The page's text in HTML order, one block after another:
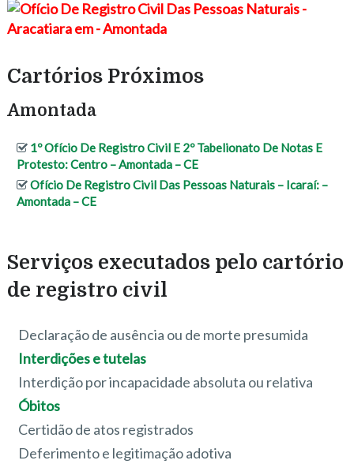
Cartórios Próximos
Amontada
1º Ofício De Registro Civil E 2º Tabelionato De Notas E
Protesto: Centro – Amontada – CE
Ofício De Registro Civil Das Pessoas Naturais – Icaraí: –
Amontada – CE
Serviços executados pelo cartório
de registro civil
Declaração de ausência ou de morte presumida
Interdições e tutelas
Interdição por incapacidade absoluta ou relativa
Óbitos
Certidão de atos registrados
Deferimento e legitimação adotiva